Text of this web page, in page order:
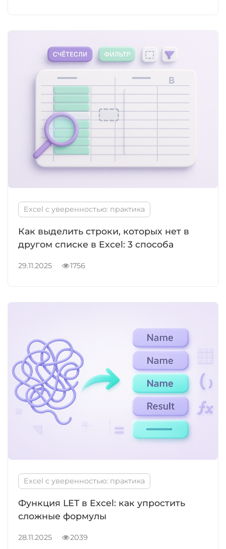
Excel с уверенностью: практика
Как выделить строки, которых нет в
другом списке в Excel: 3 способа
29.11.2025 1756
Excel с уверенностью: практика
Функция LET в Excel: как упростить
сложные формулы
28.11.2025 2039